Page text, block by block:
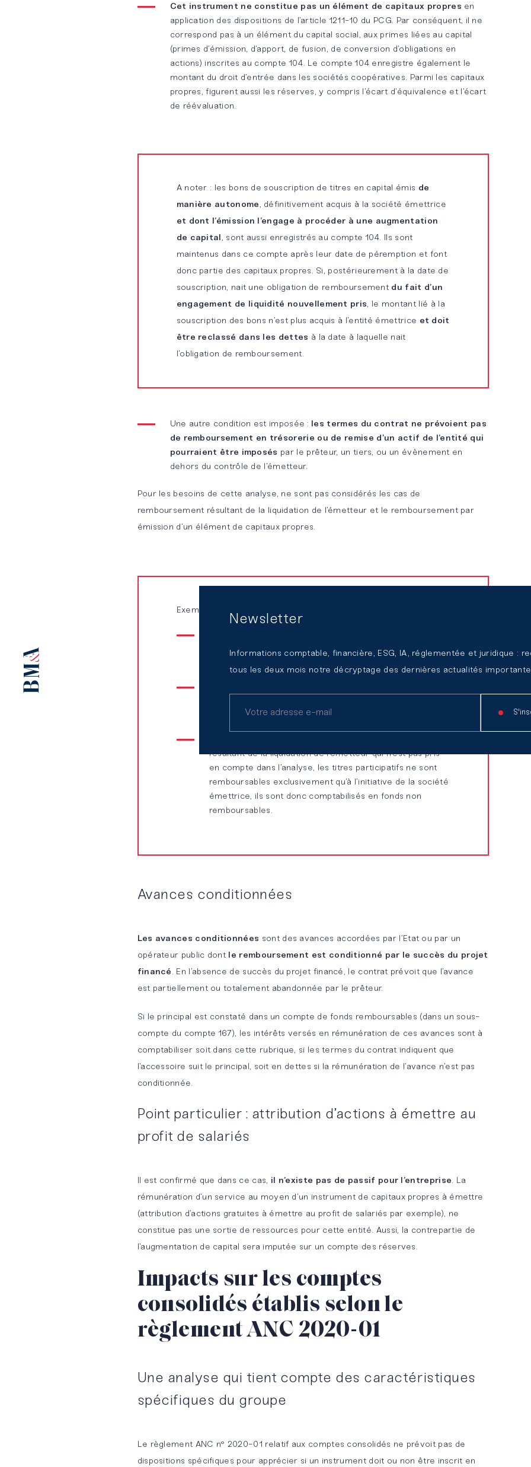
Cet instrument ne constitue pas un élément de capitaux propres en
application des dispositions de l’article 1211-10 du PCG. Par conséquent, il ne
correspond pas à un élément du capital social, aux primes liées au capital
(primes d’émission, d’apport, de fusion, de conversion d’obligations en
actions) inscrites au compte 104. Le compte 104 enregistre également le
montant du droit d’entrée dans les sociétés coopératives. Parmi les capitaux
propres, figurent aussi les réserves, y compris l’écart d’équivalence et l’écart
de réévaluation.
A noter : les bons de souscription de titres en capital émis de
manière autonome, définitivement acquis à la société émettrice
et dont l’émission l’engage à procéder à une augmentation
de capital , sont aussi enregistrés au compte 104. Ils sont
maintenus dans ce compte après leur date de péremption et font
donc partie des capitaux propres. Si, postérieurement à la date de
souscription, nait une obligation de remboursement du fait d’un
engagement de liquidité nouvellement pris, le montant lié à la
souscription des bons n’est plus acquis à l’entité émettrice et doit
être reclassé dans les dettes à la date à laquelle nait
l’obligation de remboursement.
Une autre condition est imposée :
les termes du contrat ne prévoient pas
de remboursement en trésorerie ou de remise d’un actif de l’entité qui
pourraient être imposés par le prêteur, un tiers, ou un évènement en
dehors du contrôle de l’émetteur.
Pour les besoins de cette analyse, ne sont pas considérés les cas de
remboursement résultant de la liquidation de l’émetteur et le remboursement par
émission d’un élément de capitaux propres.
Exemples : distinction dettes / autres fonds propres
comme une dette car la demande de conversion est
comme des autres fonds propres.
résultant de la liquidation de l’émetteur qui n’est pas pris
en compte dans l’analyse, les titres participatifs ne sont
remboursables exclusivement qu’à l’initiative de la société
émettrice, ils sont donc comptabilisés en fonds non
remboursables.
Avances conditionnées
Les avances conditionnées sont des avances accordées par l’Etat ou par un
opérateur public dont
le remboursement est conditionné par le succès du projet
financé. En l’absence de succès du projet financé, le contrat prévoit que l’avance
est partiellement ou totalement abandonnée par le prêteur.
Si le principal est constaté dans un compte de fonds remboursables (dans un sous-
compte du compte 167), les intérêts versés en rémunération de ces avances sont à
comptabiliser soit dans cette rubrique, si les termes du contrat indiquent que
l’accessoire suit le principal, soit en dettes si la rémunération de l’avance n’est pas
conditionnée.
Point particulier : attribution d’actions à émettre au
profit de salariés
Il est confirmé que dans ce cas, il n’existe pas de passif pour l’entreprise. La
rémunération d’un service au moyen d’un instrument de capitaux propres à émettre
(attribution d’actions gratuites à émettre au profit de salariés par exemple), ne
constitue pas une sortie de ressources pour cette entité. Aussi, la contrepartie de
l’augmentation de capital sera imputée sur un compte des réserves.
Impacts sur les comptes
consolidés établis selon le
règlement ANC 2020-01
Une analyse qui tient compte des caractéristiques
spécifiques du groupe
Le règlement ANC n° 2020-01 relatif aux comptes consolidés ne prévoit pas de
dispositions spécifiques pour apprécier si un instrument doit ou non être inscrit en
Newsletter
Informations comptable, financière, ESG, IA, réglementée et juridique :
tous les deux mois notre décryptage des dernières actualités